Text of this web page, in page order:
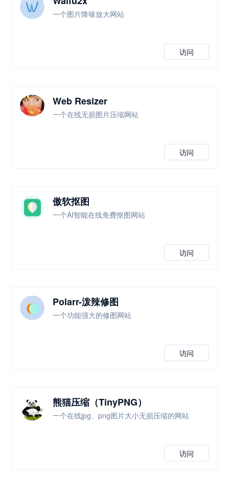
一个图片降噪放大网站
访问
Web Resizer
一个在线无损图片压缩网站
访问
傲软抠图
一个AI智能在线免费抠图网站
访问
Polarr-泼辣修图
一个功能强大的修图网站
访问
熊猫压缩（TinyPNG）
一个在线jpg、png图片大小无损压缩的网站
访问